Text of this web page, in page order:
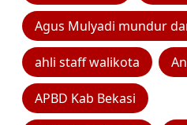
Agus Mulyadi mundur
ahli staff walikota
APBD Kab Bekasi